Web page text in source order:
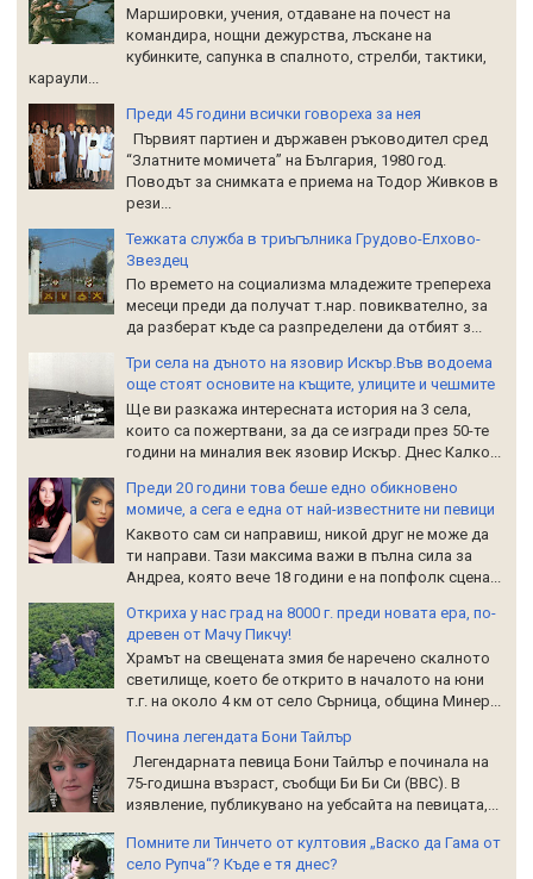
Маршировки, учения, отдаване на почест на
командира, нощни дежурства, лъскане на
кубинките, сапунка в спалното, стрелби, тактики,
караули...
Преди 45 години всички говореха за нея
Първият партиен и държавен ръководител сред
“Златните момичета” на България, 1980 год.
Поводът за снимката е приема на Тодор Живков в
рези...
Тежката служба в триъгълника Грудово-Елхово-
Звездец
По времето на социализма младежите трепереха
месеци преди да получат т.нар. повиквателно, за
да разберат къде са разпределени да отбият з...
Три села на дъното на язовир Искър.Във водоема
още стоят основите на къщите, улиците и чешмите
Ще ви разкажа интересната история на 3 села,
които са пожертвани, за да се изгради през 50-те
години на миналия век язовир Искър. Днес Калко...
Преди 20 години това беше едно обикновено
момиче, а сега е една от най-известните ни певици
Каквото сам си направиш, никой друг не може да
ти направи. Тази максима важи в пълна сила за
Андреа, която вече 18 години е на попфолк сцена...
Откриха у нас град на 8000 г. преди новата ера, по-
древен от Мачу Пикчу!
Храмът на свещената змия бе наречено скалното
светилище, което бе открито в началото на юни
т.г. на около 4 км от село Сърница, община Минер...
Почина легендата Бони Тайлър
Легендарната певица Бони Тайлър е починала на
75-годишна възраст, съобщи Би Би Си (BBC). В
изявление, публикувано на уебсайта на певицата,...
Помните ли Тинчето от култовия „Васко да Гама от
село Рупча“? Къде е тя днес?